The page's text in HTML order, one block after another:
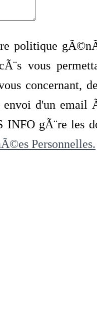
politique
vous
concernant,
envoi d'un
INFO gÃ¨re les
Personnelles.